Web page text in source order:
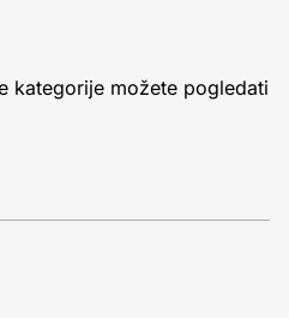
kategorije možete pogledati